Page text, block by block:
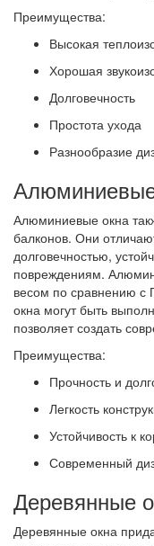
Преимущества:
Высокая
Хорошая
Долговечность
Простота ухода
Разнообразие
Алюминиевые окна
балконов. Они
долговечностью,
повреждениям.
весом по сравнению с
окна могут быть
позволяет создать
Преимущества:
Прочность и
Легкость
Устойчивость к
Современный
Деревянные
Деревянные окна